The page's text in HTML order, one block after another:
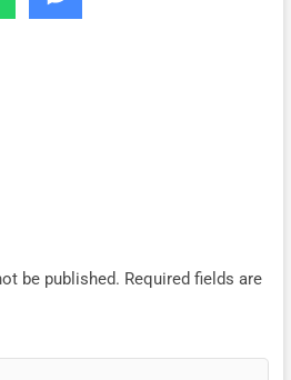
be published. Required fields are